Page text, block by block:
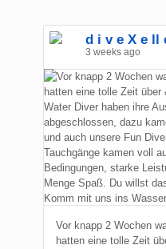
d i v e X e ll
3 weeks ago
Vor knapp 2 Wochen
hatten eine tolle Zeit